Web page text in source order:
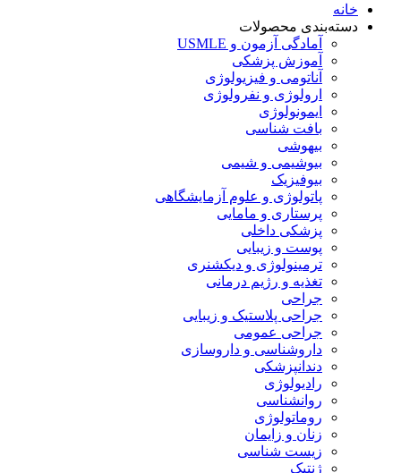
خانه
دسته‌بندی محصولات
آمادگی آزمون و USMLE
آموزش پزشکی
آناتومی و فیزیولوژی
ارولوژی و نفرولوژی
ایمونولوژی
بافت شناسی
بیهوشی
بیوشیمی و شیمی
بیوفیزیک
پاتولوژی و علوم آزمایشگاهی
پرستاری و مامایی
پزشکی داخلی
پوست و زیبایی
ترمینولوژی و دیکشنری
تغذیه و رژیم درمانی
جراحی
جراحی پلاستیک و زیبایی
جراحی عمومی
داروشناسی و داروسازی
دندانپزشکی
رادیولوژی
روانشناسی
روماتولوژی
زنان و زایمان
زیست شناسی
ژنتیک